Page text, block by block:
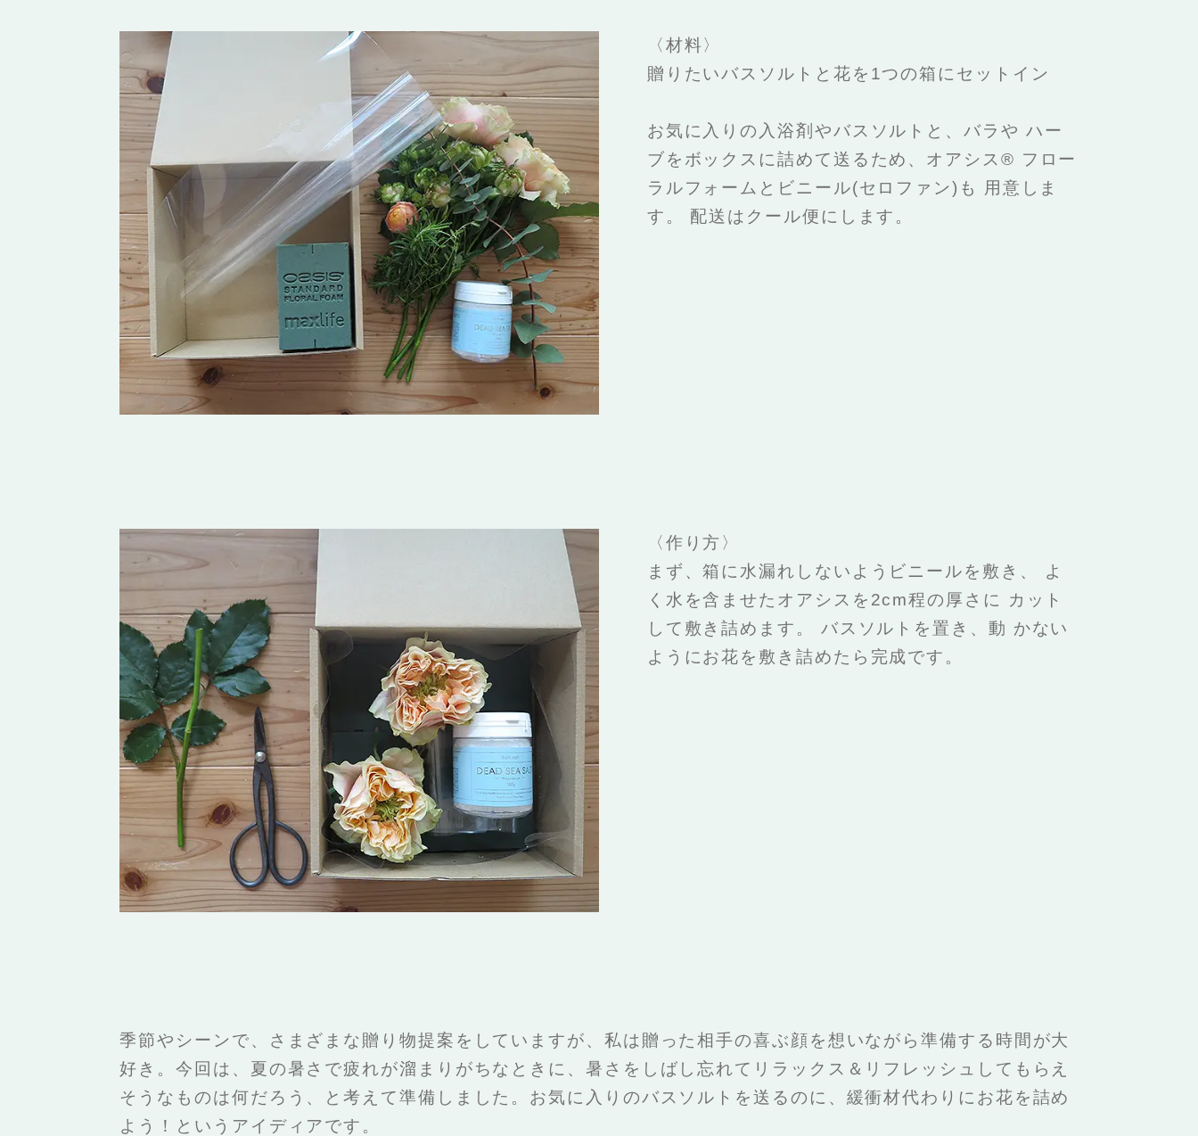
〈材料〉
贈りたいバスソルトと花を1つの箱にセットイン
お気に入りの入浴剤やバスソルトと、バラや ハー
ブをボックスに詰めて送るため、オアシス® フロー
ラルフォームとビニール(セロファン)も 用意しま
す。 配送はクール便にします。
〈作り方〉
まず、箱に水漏れしないようビニールを敷き、 よ
く水を含ませたオアシスを2cm程の厚さに カット
して敷き詰めます。 バスソルトを置き、動 かない
ようにお花を敷き詰めたら完成です。
季節やシーンで、さまざまな贈り物提案をしていますが、私は贈った相手の喜ぶ顔を想いながら準備する時間が大
好き。今回は、夏の暑さで疲れが溜まりがちなときに、暑さをしばし忘れてリラックス＆リフレッシュしてもらえ
そうなものは何だろう、と考えて準備しました。お気に入りのバスソルトを送るのに、緩衝材代わりにお花を詰め
よう！というアイディアです。